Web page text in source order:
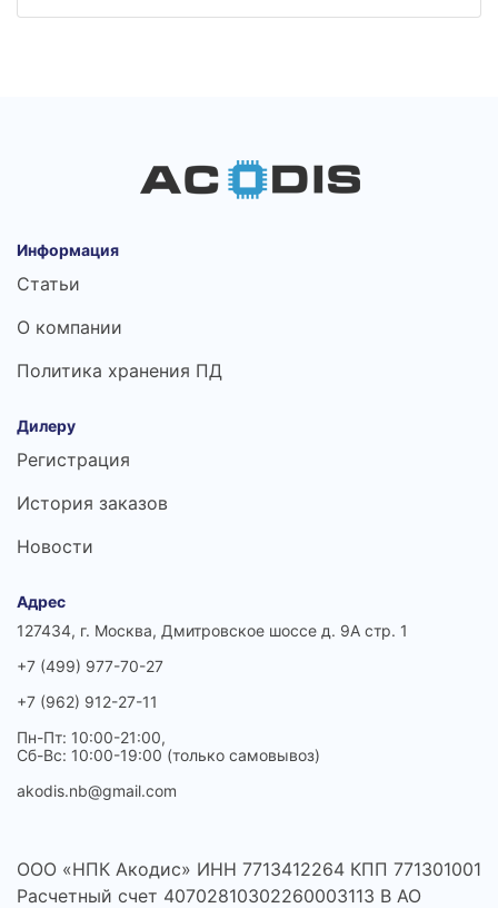
Информация
Статьи
О компании
Политика хранения ПД
Дилеру
Регистрация
История заказов
Новости
Адрес
127434, г. Москва, Дмитровское шоссе д. 9А стр. 1
+7 (499) 977-70-27
+7 (962) 912-27-11
Пн-Пт: 10:00-21:00,
Сб-Вс: 10:00-19:00 (только самовывоз)
akodis.nb@gmail.com
ООО «НПК Акодис» ИНН 7713412264 КПП 771301001
Расчетный счет 40702810302260003113 В АО